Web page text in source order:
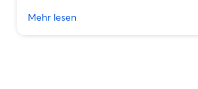
Mehr lesen